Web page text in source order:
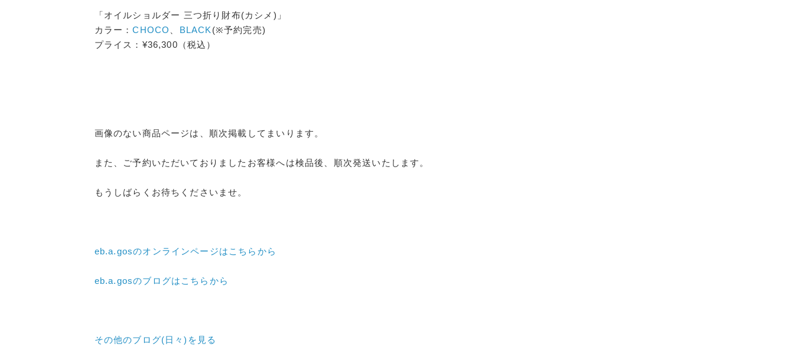
「オイルショルダー 三つ折り財布(カシメ) 」
カラー：CHOCO BLACK (※予約完売)
プライス：¥36,300（税込）
画像のない商品ページは、順次掲載してまいります。
また、ご予約いただいておりましたお客様へは検品後、順次発送いたします。
もうしばらくお待ちくださいませ。
eb.a.gosのオンラインページはこちらから
eb.a.gosのブログはこちらから
その他のブログ(日々) を見る